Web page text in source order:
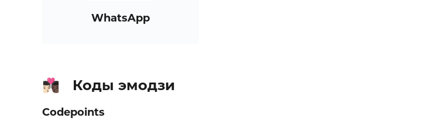
WhatsApp
👨🏻‍❤️‍💋‍👨🏿 Коды эмодзи
Codepoints